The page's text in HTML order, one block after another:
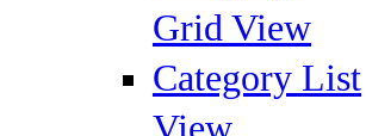
Grid View
Category List